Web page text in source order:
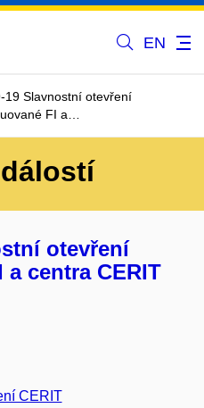
EN
19 Slavnostní otevření
FI a…
otevření
centra CERIT